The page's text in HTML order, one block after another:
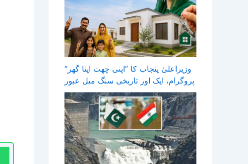
وزیراعلیٰ پنجاب کا ’’اپنی چھت اپنا گھر‘‘
پروگرام، ایک اور تاریخی سنگ میل عبور